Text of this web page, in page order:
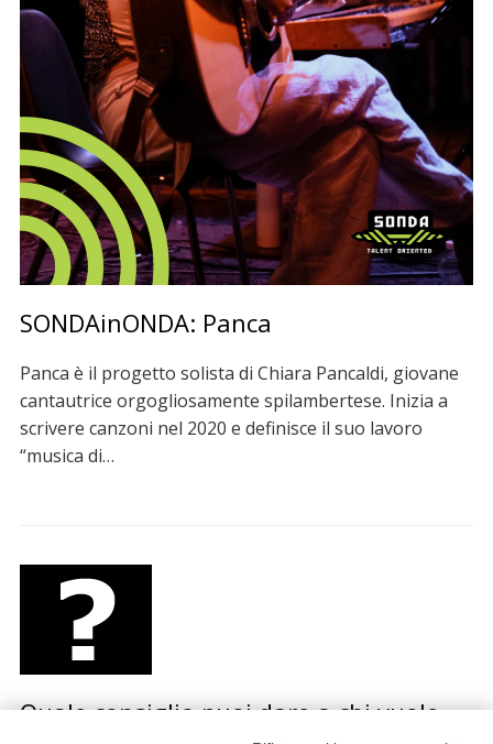
SONDAinONDA: Panca
Panca è il progetto solista di Chiara Pancaldi, giovane
cantautrice orgogliosamente spilambertese. Inizia a
scrivere canzoni nel 2020 e definisce il suo lavoro
“musica di…
Quale consiglio puoi dare a chi vuole